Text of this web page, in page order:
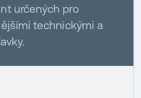
určených pro
technickými a